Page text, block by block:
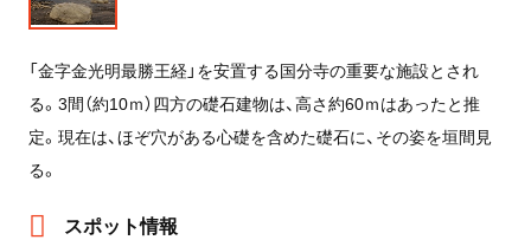
「金字金光明最勝王経」を安置する国分寺の重要な施設とされ
る。3間（約10ｍ）四方の礎石建物は、高さ約60ｍはあったと推
定。現在は、ほぞ穴がある心礎を含めた礎石に、その姿を垣間見
る。
スポット情報